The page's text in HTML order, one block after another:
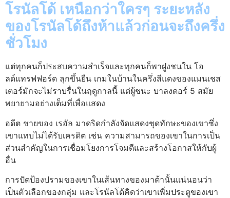
โรนัลโด้ เหนือกว่าใครๆ ระยะหลัง
ของโรนัลโด้ถึงห้าแล้วก่อนจะถึงครึ่ง
ชั่วโมง
แต่ทุกคนก็ประสบความสำเร็จและทุกคนก็พาฝูงชนใน โอ
ลด์แทรฟฟอร์ด ลุกขึ้นยืน เกมในบ้านในครึ่งสีแดงของแมนเชส
เตอร์มักจะไม่ราบรื่นในฤดูกาลนี้ แต่ผู้ชนะ บาลงดอร์ 5 สมัย
พยายามอย่างเต็มที่เพื่อแสดง
อดีต ชายของ เรอัล มาดริดกำลังจัดแสดงชุดทักษะของเขาซึ่ง
เขาแทบไม่ได้รับเครดิต เช่น ความสามารถของเขาในการเป็น
ส่วนสำคัญในการเชื่อมโยงการโจมตีและสร้างโอกาสให้กับผู้
อื่น
การปัดป้องปรามของเขาในเส้นทางของมาต้านั้นแน่นอนว่า
เป็นตัวเลือกของกลุ่ม และโรนัลโด้คิดว่าเขาเพิ่มประตูของเขา